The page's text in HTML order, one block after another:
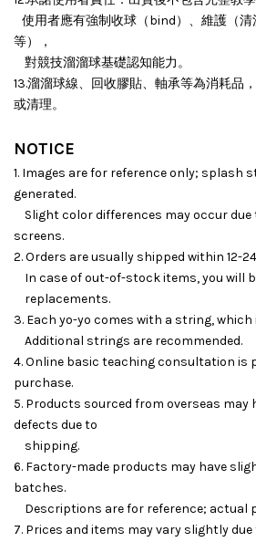
使用者應有強制收球（bind）、維護（
等），
對競技溜溜球基礎認知能力。
13.溜溜球線、回收膠貼、軸承等為消耗品
或清理。
NOTICE
1. Images are for reference only; splash
generated.
Slight color differences may occur
screens.
2. Orders are usually shipped within 12-
In case of out-of-stock items, you will
replacements.
3. Each yo-yo comes with a string,
Additional strings are recommended.
4. Online basic teaching consultation is
purchase.
5. Products sourced from overseas
defects due to
shipping.
6. Factory-made products may have
batches.
Descriptions are for reference; actual
7. Prices and items may vary slightly